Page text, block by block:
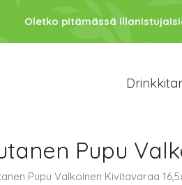
Oletko pitämässä
Pupu
Pupu Valkoinen Kivitavaraa